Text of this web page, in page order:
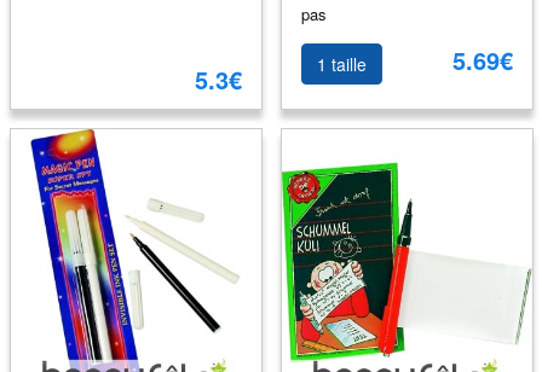
5.3€
pas
1 taille 5.69€